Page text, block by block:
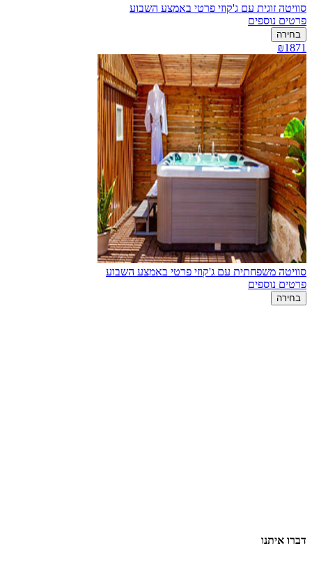
סוויטה זוגית עם ג'קוזי פרטי באמצע השבוע
פרטים נוספים
בחירה
₪1871
סוויטה משפחתית עם ג'קוזי פרטי באמצע השבוע
פרטים נוספים
בחירה
דברו איתנו